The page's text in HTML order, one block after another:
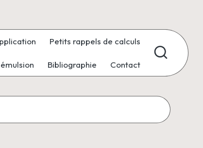
Petits rappels de calculs
Bibliographie Contact